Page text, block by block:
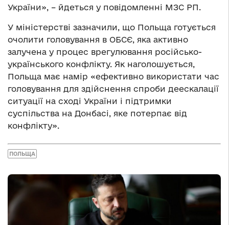
України», – йдеться у повідомленні МЗС РП.
У міністерстві зазначили, що Польща готується
очолити головування в ОБСЄ, яка активно
залучена у процес врегулювання російсько-
українського конфлікту. Як наголошується,
Польща має намір «ефективно використати час
головування для здійснення спроби деескалації
ситуації на сході України і підтримки
суспільства на Донбасі, яке потерпає від
конфлікту».
ПОЛЬЩА